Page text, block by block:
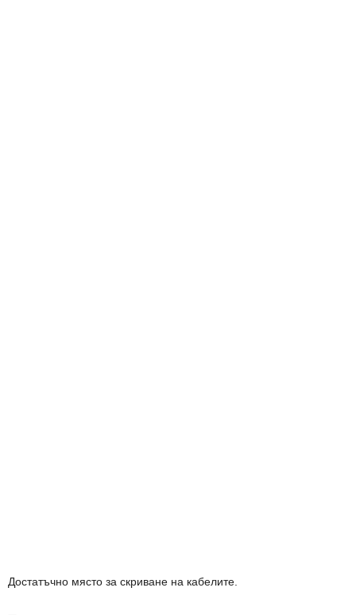
Достатъчно място за скриване на кабелите.